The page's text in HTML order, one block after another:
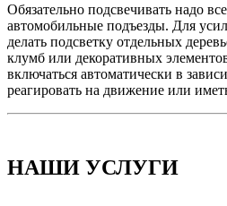
Обязательно подсвечивать надо
автомобильные подъезды. Для
делать подсветку отдельных
клумб или декоративных
включаться автоматически в
реагировать на движение или
НАШИ УСЛУГИ